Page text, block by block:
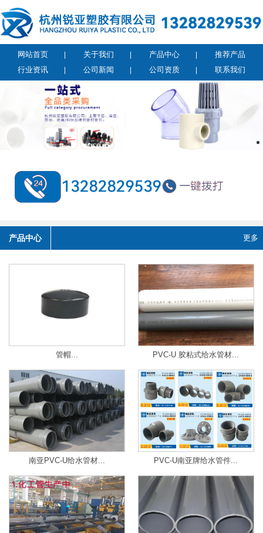
网站首页 关于我们 产品中心
推荐产品
行业资讯
公司新闻 公司资质 联系我们
产品中心 更多
管帽... PVC-U 胶粘式给水管材...
南亚PVC-U给水管材... PVC-U南亚牌给水管件...